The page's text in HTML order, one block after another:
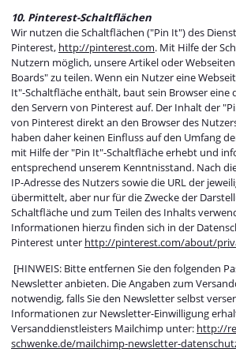
10. Pinterest-Schaltflächen
Wir nutzen die Schaltflächen ("Pin It") des
Pinterest, http://pinterest.com. Mit Hilfe der
Nutzern möglich, unsere Artikel oder
Boards" zu teilen. Wenn ein Nutzer eine
It"-Schaltfläche enthält, baut sein Browser
den Servern von Pinterest auf. Der Inhalt der
von Pinterest direkt an den Browser des
haben daher keinen Einfluss auf den Umfang
mit Hilfe der "Pin It"-Schaltfläche erhebt und
entsprechend unserem Kenntnisstand. Nach
IP-Adresse des Nutzers sowie die URL der
übermittelt, aber nur für die Zwecke der
Schaltfläche und zum Teilen des Inhalts
Informationen hierzu finden sich in der
Pinterest unter http://pinterest.com/about/
[HINWEIS: Bitte entfernen Sie den folgenden
Newsletter anbieten. Die Angaben zum
notwendig, falls Sie den Newsletter selbst
Informationen zur Newsletter-Einwilligung
Versanddienstleisters Mailchimp unter: http://
schwenke.de/mailchimp-newsletter-